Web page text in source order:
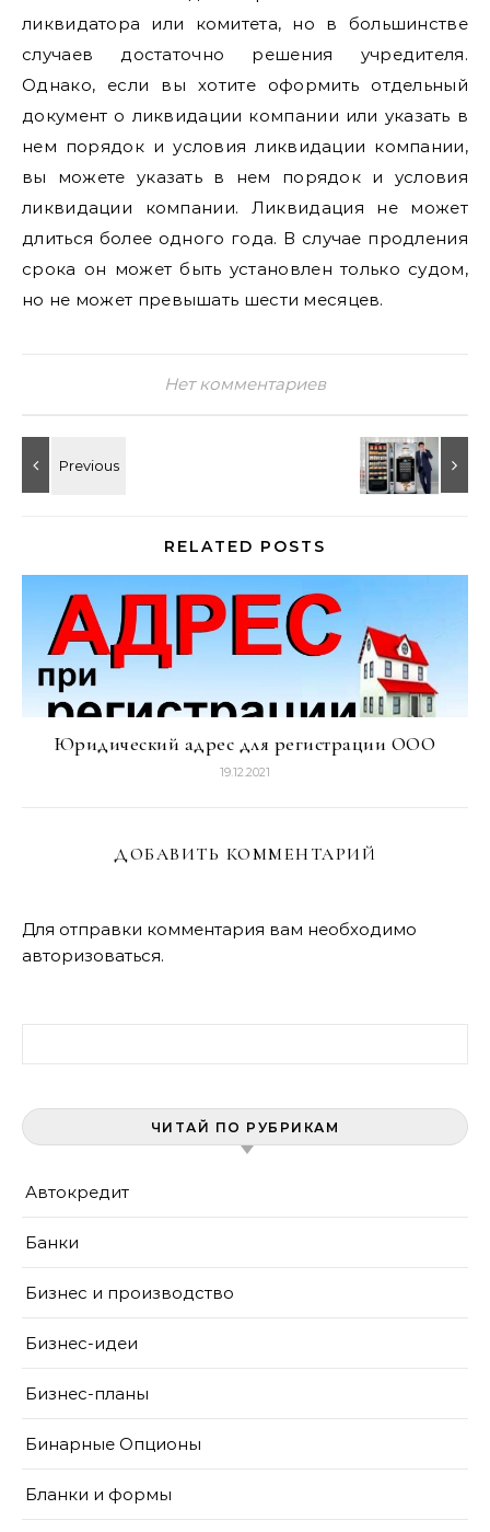
ликвидатора или комитета, но в большинстве
случаев достаточно решения учредителя.
Однако, если вы хотите оформить отдельный
документ о ликвидации компании или указать в
нем порядок и условия ликвидации компании,
вы можете указать в нем порядок и условия
ликвидации компании. Ликвидация не может
длиться более одного года. В случае продления
срока он может быть установлен только судом,
но не может превышать шести месяцев.
Нет комментариев
RELATED POSTS
Юридический адрес для регистрации ООО
19.12.2021
ДОБАВИТЬ КОММЕНТАРИЙ
Для отправки комментария вам необходимо
авторизоваться.
ЧИТАЙ ПО РУБРИКАМ
Автокредит
Банки
Бизнес и производство
Бизнес-идеи
Бизнес-планы
Бинарные Опционы
Бланки и формы